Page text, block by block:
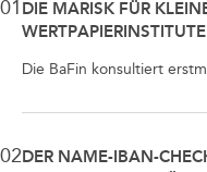
01 DIE MARISK FÜR
Die BaFin konsultiert
02 DER NAME-IBAN-